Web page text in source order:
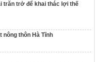
trăn trở để khai thác lợi thế
thôn Hà Tĩnh